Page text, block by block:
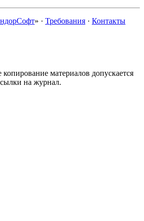
» · Требования · Контакты
материалов допускается
на журнал.